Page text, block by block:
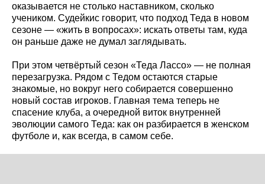
оказывается не столько наставником, сколько
учеником. Судейкис говорит, что подход Теда в новом
сезоне — «жить в вопросах»: искать ответы там, куда
он раньше даже не думал заглядывать.
При этом четвёртый сезон «Теда Лассо» — не полная
перезагрузка. Рядом с Тедом остаются старые
знакомые, но вокруг него собирается совершенно
новый состав игроков. Главная тема теперь не
спасение клуба, а очередной виток внутренней
эволюции самого Теда: как он разбирается в женском
футболе и, как всегда, в самом себе.